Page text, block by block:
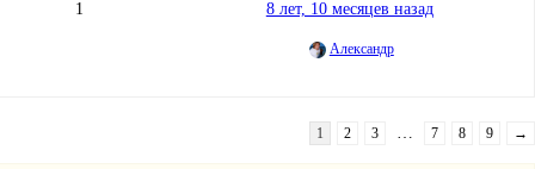
1 8 лет, 10 месяцев назад
Александр
1 2 3 … 7 8 9 →